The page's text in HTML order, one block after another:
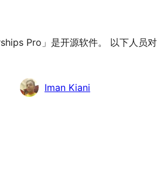
Pro」是开源软件。 以下人员
Iman Kiani